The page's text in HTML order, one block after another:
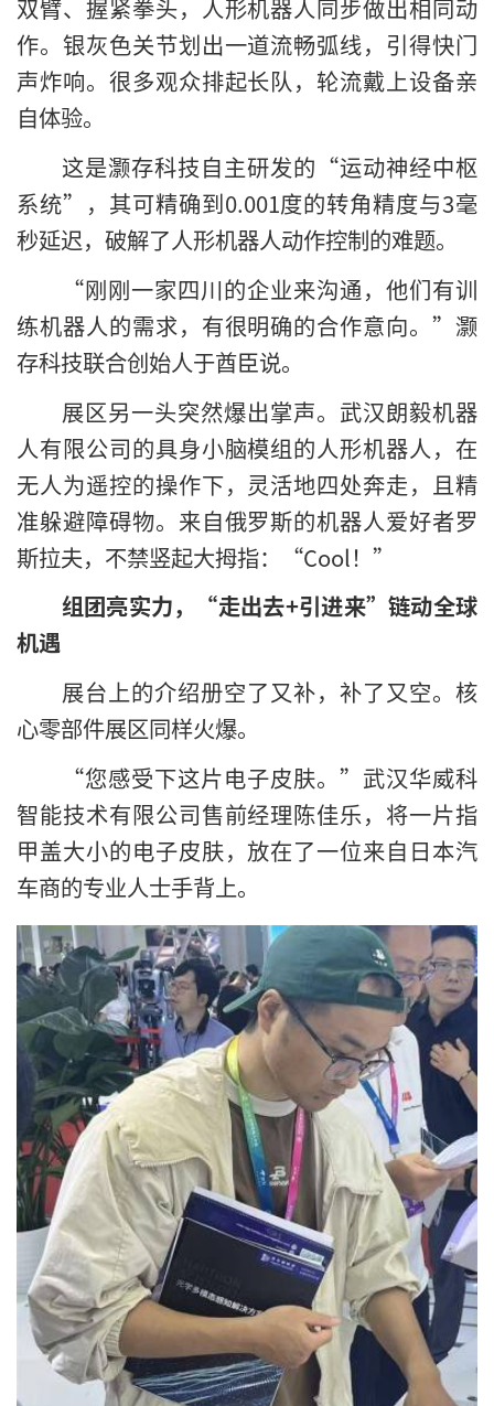
双臂、握紧拳头，人形机器人同步做出相同动
作。银灰色关节划出一道流畅弧线，引得快门
声炸响。很多观众排起长队，轮流戴上设备亲
自体验。
这是灏存科技自主研发的“运动神经中枢
系统”，其可精确到0.001度的转角精度与3毫
秒延迟，破解了人形机器人动作控制的难题。
“刚刚一家四川的企业来沟通，他们有训
练机器人的需求，有很明确的合作意向。”灏
存科技联合创始人于酋臣说。
展区另一头突然爆出掌声。武汉朗毅机器
人有限公司的具身小脑模组的人形机器人，在
无人为遥控的操作下，灵活地四处奔走，且精
准躲避障碍物。来自俄罗斯的机器人爱好者罗
斯拉夫，不禁竖起大拇指：“Cool！”
组团亮实力，“走出去+引进来”链动全球
机遇
展台上的介绍册空了又补，补了又空。核
心零部件展区同样火爆。
“您感受下这片电子皮肤。”武汉华威科
智能技术有限公司售前经理陈佳乐，将一片指
甲盖大小的电子皮肤，放在了一位来自日本汽
车商的专业人士手背上。